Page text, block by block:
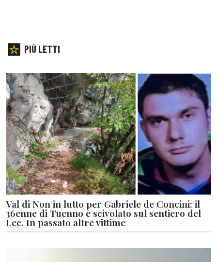
PIÙ LETTI
Val di Non in lutto per Gabriele de Concini: il
36enne di Tuenno è scivolato sul sentiero del
Lec. In passato altre vittime